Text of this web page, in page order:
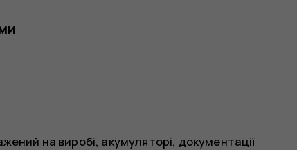
на виробі, акумуляторі, документації